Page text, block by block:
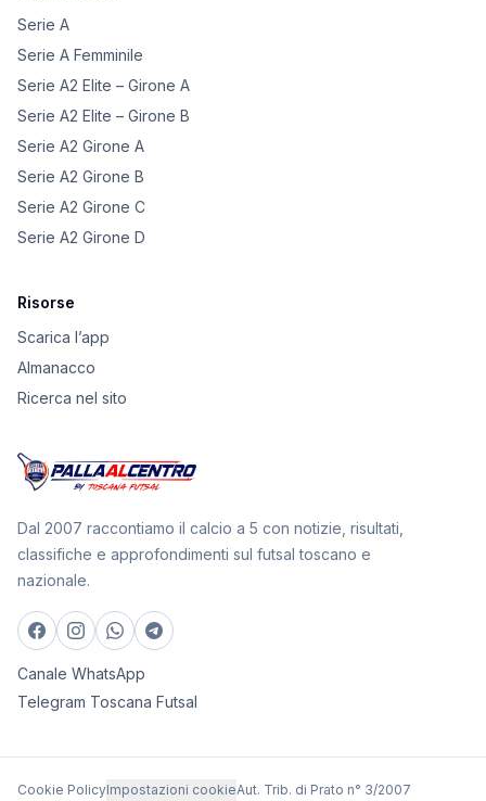
Serie A
Serie A Femminile
Serie A2 Elite – Girone A
Serie A2 Elite – Girone B
Serie A2 Girone A
Serie A2 Girone B
Serie A2 Girone C
Serie A2 Girone D
Risorse
Scarica l’app
Almanacco
Ricerca nel sito
Dal 2007 raccontiamo il calcio a 5 con notizie, risultati,
classifiche e approfondimenti sul futsal toscano e
nazionale.
Canale WhatsApp
Telegram Toscana Futsal
Cookie PolicyImpostazioni cookieAut. Trib. di Prato n° 3/2007